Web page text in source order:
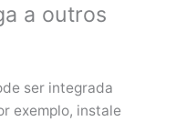
a outros
ser integrada
exemplo, instale